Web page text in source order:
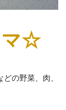
マ☆
の野菜、肉、